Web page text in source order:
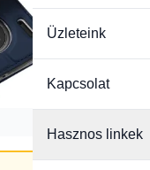
Üzleteink
Kapcsolat
Hasznos linkek